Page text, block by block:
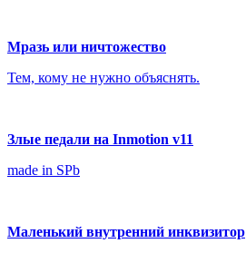
Мразь или ничтожество
Тем, кому не нужно объяснять.
Злые педали на Inmotion v11
made in SPb
Маленький внутренний инквизитор